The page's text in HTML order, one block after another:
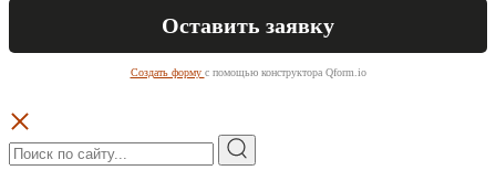
Создать форму с помощью конструктора Qform.io